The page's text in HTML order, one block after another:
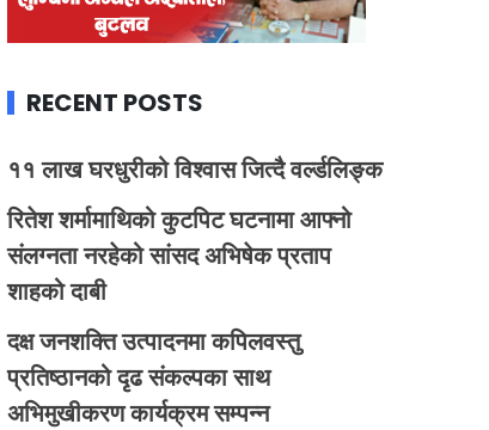
RECENT POSTS
११ लाख घरधुरीको विश्वास जित्दै वर्ल्डलिङ्क
रितेश शर्मामाथिको कुटपिट घटनामा आफ्नो
संलग्नता नरहेको सांसद अभिषेक प्रताप
शाहको दाबी
दक्ष जनशक्ति उत्पादनमा कपिलवस्तु
प्रतिष्ठानको दृढ संकल्पका साथ
अभिमुखीकरण कार्यक्रम सम्पन्न